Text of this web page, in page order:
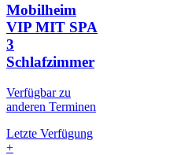
Mobilheim
VIP MIT SPA
3
Schlafzimmer
Verfügbar zu
anderen Terminen
Letzte Verfügung
+